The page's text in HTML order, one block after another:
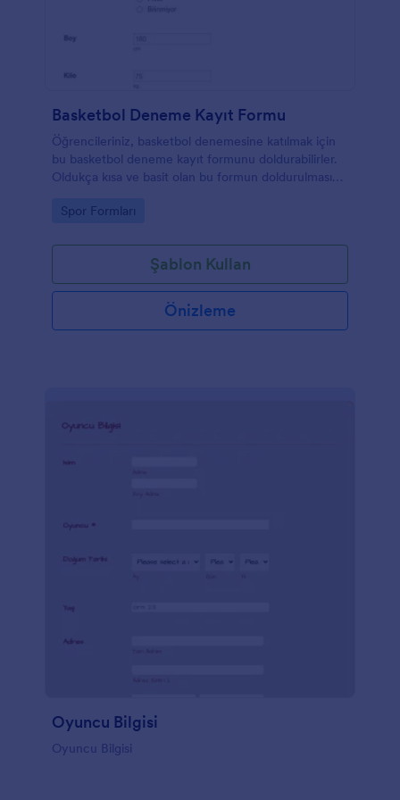
Basketbol Deneme Kayıt Formu
Öğrencileriniz, basketbol denemesine katılmak için
bu basketbol deneme kayıt formunu doldurabilirler.
Oldukça kısa ve basit olan bu formun doldurulması
iseniz, basketbol etkinliğiniz için bu basketbol
Go to Category:
Spor Formları
Şablon Kullan
Önizleme
Oyuncu Bilgisi
Oyuncu Bilgisi